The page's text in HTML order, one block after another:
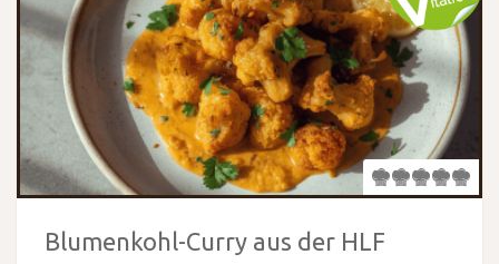
Blumenkohl-Curry aus der HLF